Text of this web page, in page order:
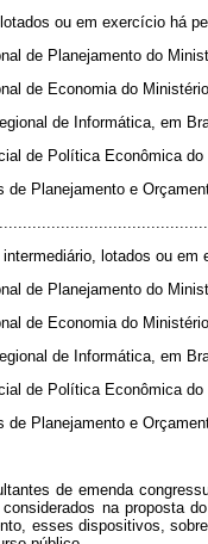
ou em exercício há
de Planejamento do
de Economia do
de Informática, em
de Política Econômica
de Planejamento e
intermediário, lotados ou
de Planejamento do
de Economia do
de Informática, em
de Política Econômica
de Planejamento e
de emenda
na proposta
esses dispositivos,